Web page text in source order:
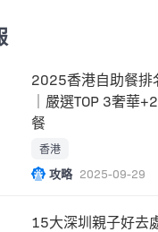
2025香港自助餐排
｜嚴選TOP 3奢華
餐
香港
攻略 2025-09-29
15大深圳親子好去